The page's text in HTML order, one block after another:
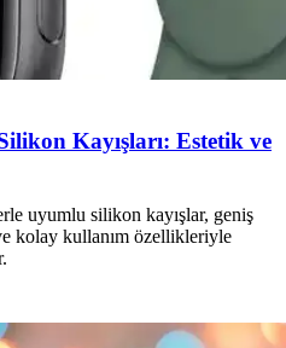
Kayışları: Estetik ve
uyumlu silikon kayışlar, geniş
kolay kullanım özellikleriyle